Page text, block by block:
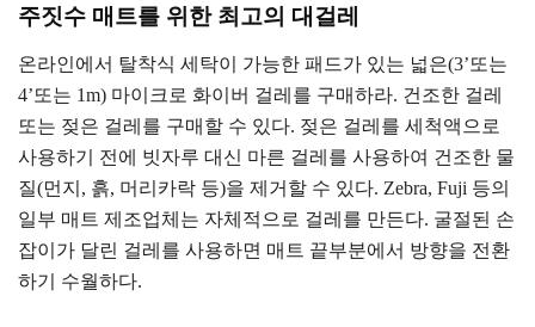
주짓수 매트를 위한 최고의 대걸레
온라인에서 탈착식 세탁이 가능한 패드가 있는 넓은(3’또는
4’또는 1m) 마이크로 화이버 걸레를 구매하라. 건조한 걸레
또는 젖은 걸레를 구매할 수 있다. 젖은 걸레를 세척액으로
사용하기 전에 빗자루 대신 마른 걸레를 사용하여 건조한 물
질(먼지, 흙, 머리카락 등)을 제거할 수 있다. Zebra, Fuji 등의
일부 매트 제조업체는 자체적으로 걸레를 만든다. 굴절된 손
잡이가 달린 걸레를 사용하면 매트 끝부분에서 방향을 전환
하기 수월하다.